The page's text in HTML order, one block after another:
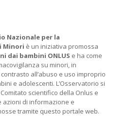
Nazionale per la
Minori è un iniziativa promossa
dai bambini ONLUS e ha come
su minori, in
all’abuso e uso improprio
e adolescenti. L’Osservatorio si
scientifico della Onlus e
azioni di informazione e
tramite questo portale web.